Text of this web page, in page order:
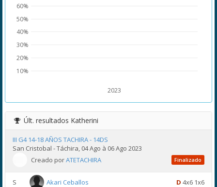
2023
10%
20%
30%
40%
50%
60%
Últ. resultados Katherini
III G4 14-18 AÑOS TACHIRA - 14DS
San Cristobal - Táchira, 04 Ago à 06 Ago 2023
Creado porATETACHIRA Finalizado
S Akari Ceballos D 4x6 1x6